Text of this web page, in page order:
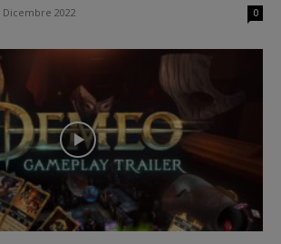
Dicembre 2022 0